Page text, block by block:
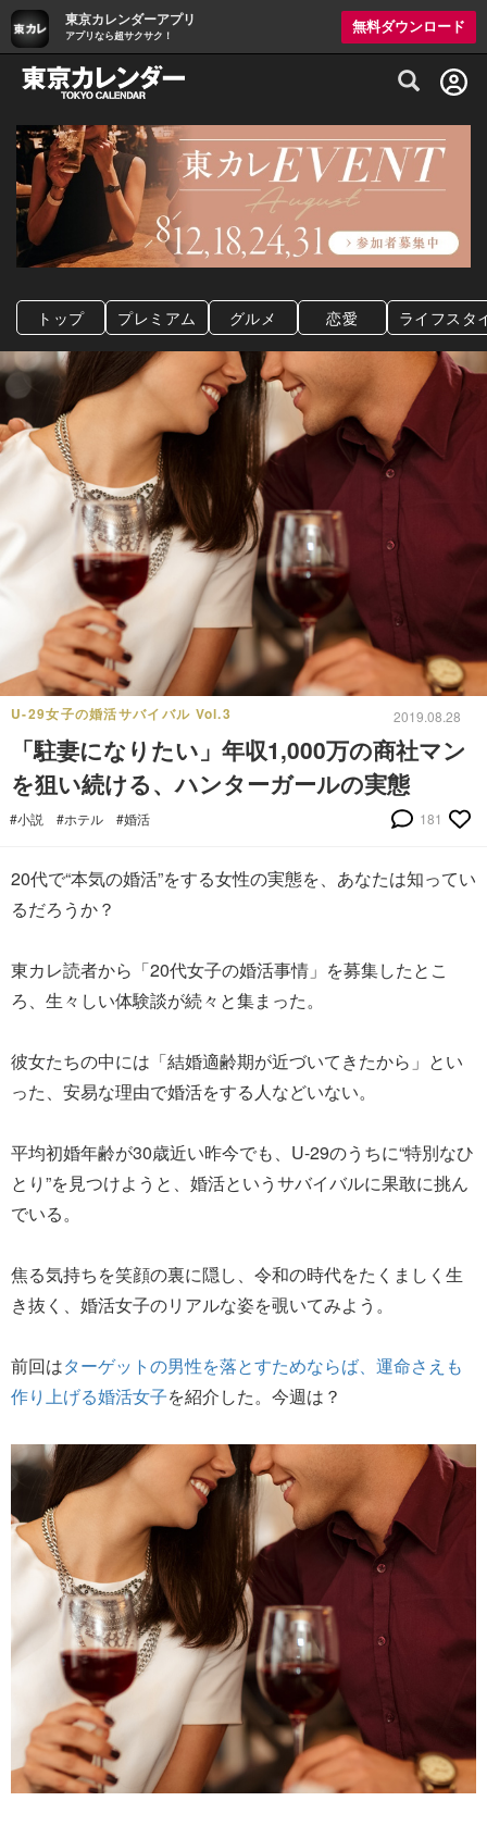
東京カレンダーアプリ
アプリなら超サクサク！
無料ダウンロード
グルメ情報・プレミアムレストラン予約
トップ プレミアム グルメ 恋愛 ライフスタ
U-29女子の婚活サバイバル Vol.3 2019.08.28
「駐妻になりたい」年収1,000万の商社マン
を狙い続ける、ハンターガールの実態
#小説 #ホテル #婚活 181
20代で“本気の婚活”をする女性の実態を、あなたは知ってい
るだろうか？
東カレ読者から「20代女子の婚活事情」を募集したとこ
ろ、生々しい体験談が続々と集まった。
彼女たちの中には「結婚適齢期が近づいてきたから」とい
った、安易な理由で婚活をする人などいない。
平均初婚年齢が30歳近い昨今でも、U-29のうちに“特別なひ
とり”を見つけようと、婚活というサバイバルに果敢に挑ん
でいる。
焦る気持ちを笑顔の裏に隠し、令和の時代をたくましく生
き抜く、婚活女子のリアルな姿を覗いてみよう。
前回はターゲットの男性を落とすためならば、運命さえも
作り上げる婚活女子を紹介した。今週は？